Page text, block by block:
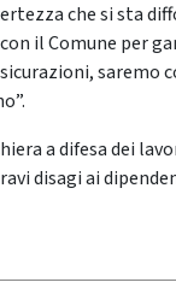
che si sta
il Comune per
saremo
a difesa dei
disagi ai